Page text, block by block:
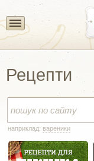
Рецепти
наприклад: вареники